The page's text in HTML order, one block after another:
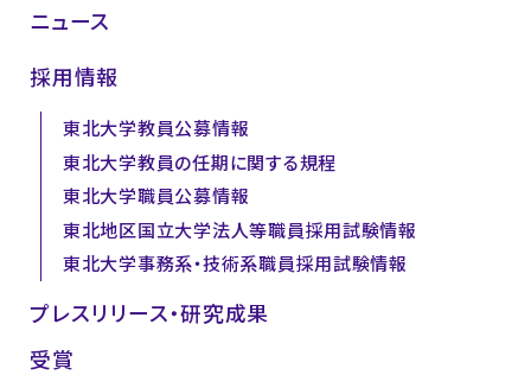
ニュース
採用情報
東北大学教員公募情報
東北大学教員の任期に関する規程
東北大学職員公募情報
東北地区国立大学法人等職員採用試験情報
東北大学事務系・技術系職員採用試験情報
プレスリリース・研究成果
受賞